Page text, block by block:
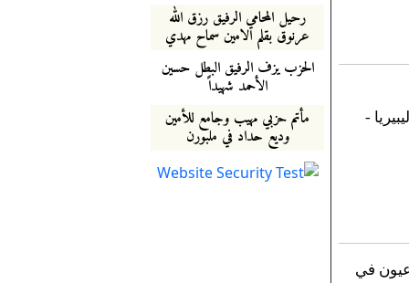
رحيل المحامي الرفيق رزق الله
عرنوق بقلم الامين سماح مهدي
الحزب يزف الرفيق البطل حسين
الأحمد شهيداً
مأتم حزبي مهيب وجامع للأمين
وديع حداد في ملبورن
-
في